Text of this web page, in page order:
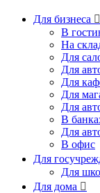
Для бизнеса 
В
На
Для
Для
Для
Для
Для
В
Для
В офис
Для
Для
Для дома 